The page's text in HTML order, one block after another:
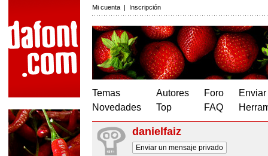
Mi cuenta | Inscripción
Temas
Novedades
Autores
Top
Foro
FAQ
danielfaiz
Enviar un mensaje privado